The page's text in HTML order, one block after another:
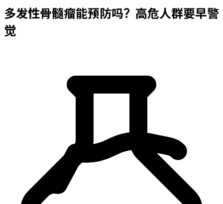
多发性骨髓瘤能预防吗？高危人群要早警
觉